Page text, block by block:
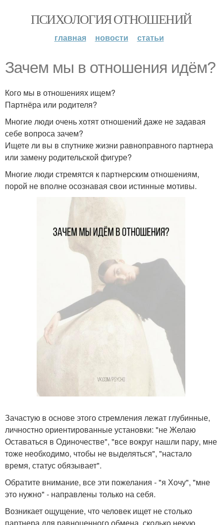
ПСИХОЛОГИЯ ОТНОШЕНИЙ
главная новости статьи
Зачем мы в отношения идём?
Кого мы в отношениях ищем?
Партнёра или родителя?
Многие люди очень хотят отношений даже не задавая
себе вопроса зачем?
Ищете ли вы в спутнике жизни равноправного партнера
или замену родительской фигуре?
Многие люди стремятся к партнерским отношениям,
порой не вполне осознавая свои истинные мотивы.
Зачастую в основе этого стремления лежат глубинные,
личностно ориентированные установки: "не Желаю
Оставаться в Одиночестве", "все вокруг нашли пару, мне
тоже необходимо, чтобы не выделяться", "настало
время, статус обязывает".
Обратите внимание, все эти пожелания - "я Хочу", "мне
это нужно" - направлены только на себя.
Возникает ощущение, что человек ищет не столько